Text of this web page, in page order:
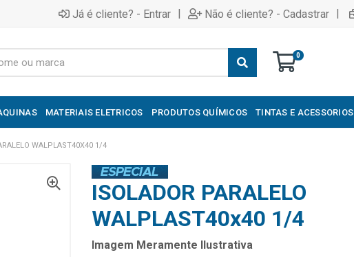
Já é cliente? - Entrar | Não é cliente? - Cadastrar |
0
MATERIAIS ELETRICOS PRODUTOS QUÍMICOS TINTAS E ACESSORIOS
WALPLAST40X40 1/4
ISOLADOR PARALELO
WALPLAST40x40 1/4
Imagem Meramente Ilustrativa